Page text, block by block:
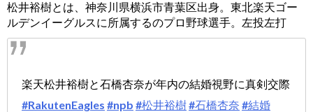
松井裕樹とは、神奈川県横浜市青葉区出身。東北楽天ゴー
ルデンイーグルスに所属するのプロ野球選手。左投左打
楽天松井裕樹と石橋杏奈が年内の結婚視野に真剣交際
#RakutenEagles #npb #松井裕樹#石橋杏奈 #結婚